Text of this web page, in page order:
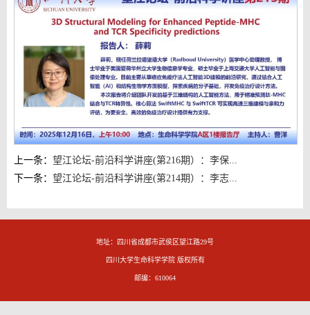
上一条： 望江论坛-前沿科学讲座(第216期）：李保...
下一条： 望江论坛-前沿科学讲座(第214期）：李志...
地址：四川省成都市武侯区望江路29号
四川大学生命科学学院 版权所有
邮编：610064